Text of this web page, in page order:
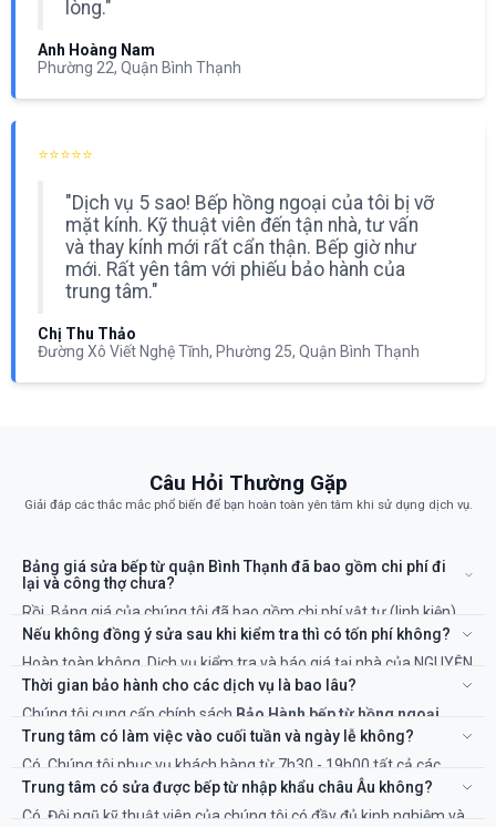
lòng."
Anh Hoàng Nam
Phường 22, Quận Bình Thạnh
⭐⭐⭐⭐⭐
"Dịch vụ 5 sao! Bếp hồng ngoại của tôi bị vỡ
mặt kính. Kỹ thuật viên đến tận nhà, tư vấn
và thay kính mới rất cẩn thận. Bếp giờ như
mới. Rất yên tâm với phiếu bảo hành của
trung tâm."
Chị Thu Thảo
Đường Xô Viết Nghệ Tĩnh, Phường 25, Quận Bình Thạnh
Câu Hỏi Thường Gặp
Giải đáp các thắc mắc phổ biến để bạn hoàn toàn yên tâm khi sử dụng dịch vụ.
Bảng giá sửa bếp từ quận Bình Thạnh đã bao gồm chi phí đi
lại và công thợ chưa?
Rồi. Bảng giá của chúng tôi đã bao gồm chi phí vật tư (linh kiện)
và công của kỹ thuật viên. Sẽ không có chi phí ẩn nào khác.
Nếu không đồng ý sửa sau khi kiểm tra thì có tốn phí không?
Hoàn toàn không. Dịch vụ kiểm tra và báo giá tại nhà của NGUYỄN
KIM là miễn phí 100%. Bạn chỉ thanh toán khi đồng ý với phương
án và chi phí sửa chữa.
Thời gian bảo hành cho các dịch vụ là bao lâu?
Chúng tôi cung cấp chính sách Bảo Hành bếp từ hồng ngoại
Bình Thạnh TP.HCMrõ ràng, từ 6 đến 12 tháng tùy thuộc vào
hạng mục sửa chữa và linh kiện thay thế. Thời gian cụ thể sẽ được
ghi rõ trên phiếu bảo hành.
Trung tâm có làm việc vào cuối tuần và ngày lễ không?
Có. Chúng tôi phục vụ khách hàng từ 7h30 - 19h00 tất cả các
ngày trong tuần, kể cả Thứ 7, Chủ Nhật và các ngày Lễ, Tết để đáp
ứng nhu cầu cấp thiết của bạn.
Trung tâm có sửa được bếp từ nhập khẩu châu Âu không?
Có. Đội ngũ kỹ thuật viên của chúng tôi có đầy đủ kinh nghiệm và